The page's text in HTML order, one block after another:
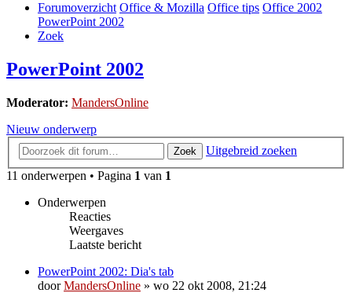
Forumoverzicht Office & Mozilla Office tips Office 2002
PowerPoint 2002
Zoek
PowerPoint 2002
Moderator: MandersOnline
Nieuw onderwerp
Zoek
Uitgebreid zoeken
11 onderwerpen • Pagina 1 van 1
Onderwerpen
Reacties
Weergaves
Laatste bericht
PowerPoint 2002: Dia's tab
doorMandersOnline » wo 22 okt 2008, 21:24